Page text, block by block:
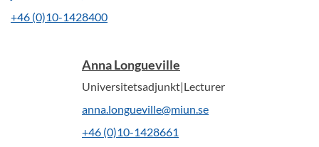
+46 (0)10-1428400
Anna Longueville
Universitetsadjunkt|Lecturer
anna.longueville@miun.se
+46 (0)10-1428661